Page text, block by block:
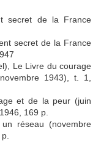
secret de la France
secret de la France
Le Livre du courage
1943), t. 1,
et de la peur (juin
169 p.
réseau (novembre